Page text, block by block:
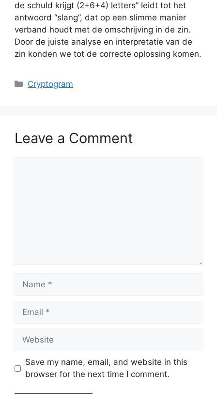
de schuld krijgt (2+6+4) letters” leidt tot het
antwoord “slang”, dat op een slimme manier
verband houdt met de omschrijving in de zin.
Door de juiste analyse en interpretatie van de
zin konden we tot de correcte oplossing komen.
Categories
Cryptogram
Leave a Comment
Name
Email
Website
Save my name, email, and website in this
browser for the next time I comment.